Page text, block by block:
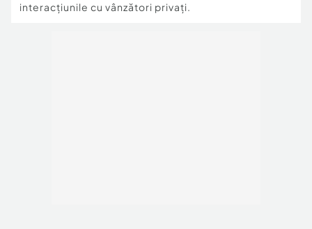
interacțiunile cu vânzători privați.